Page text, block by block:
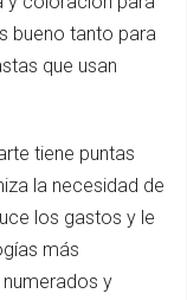
bueno tanto para
que usan
tiene puntas
la necesidad de
los gastos y le
más
y